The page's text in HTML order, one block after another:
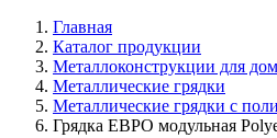
Главная
Каталог продукции
Металлоконструкции для
Металлические грядки
Металлические грядки с
Грядка ЕВРО модульная